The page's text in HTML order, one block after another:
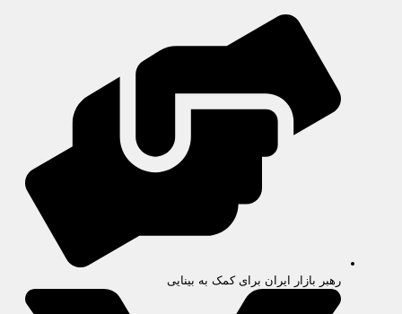
رهبر بازار ایران برای کمک به بینایی